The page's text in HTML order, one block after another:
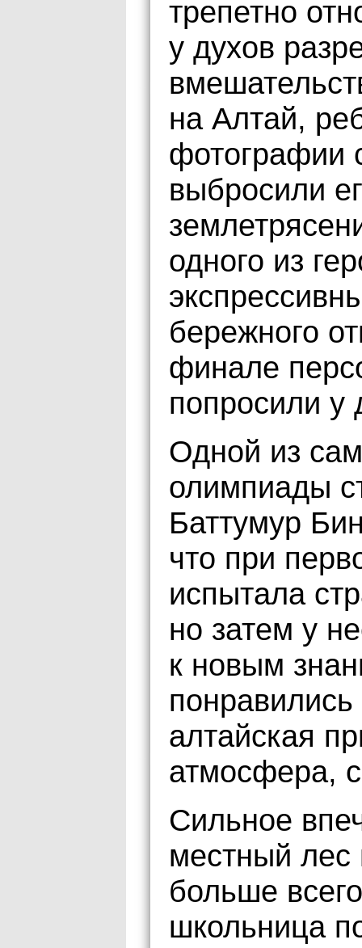
трепетно
у духов
на Алтай,
фотографии
выбросили
одного из
бережного
финале
попросили у
Одной из
олимпиады
Баттумур
что при
испытала
но затем у
к новым
понравились
алтайская
атмосфера,
Сильное
местный лес
больше
школьница